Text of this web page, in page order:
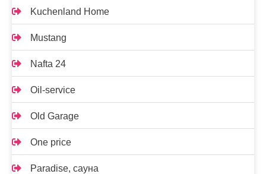
Kuchenland Home
Mustang
Nafta 24
Oil-service
Old Garage
One price
Paradise, сауна